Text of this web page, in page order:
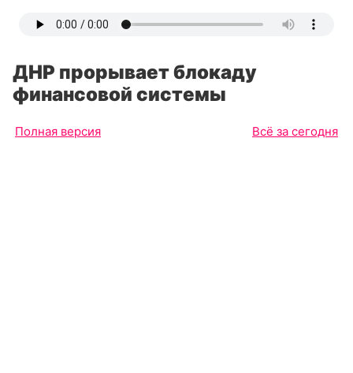
ДНР прорывает блокаду
финансовой системы
Полная версия Всё за сегодня